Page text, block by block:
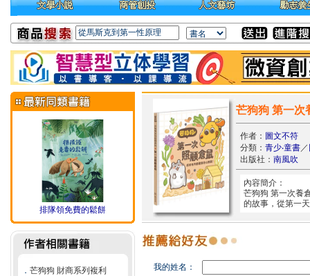
排隊領免費的鬆餅
． 芒狗狗 財商系列複利
芒狗狗 第一次
作者： 圖文不符
分類： 青少‧童書／
出版社： 南風吹
內容簡介：
芒狗狗 第一次養
的故事，從第一
我的姓名：